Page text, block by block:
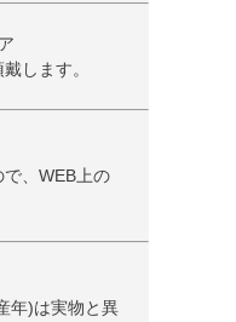
します。
、WEB上の
年)は実物と異